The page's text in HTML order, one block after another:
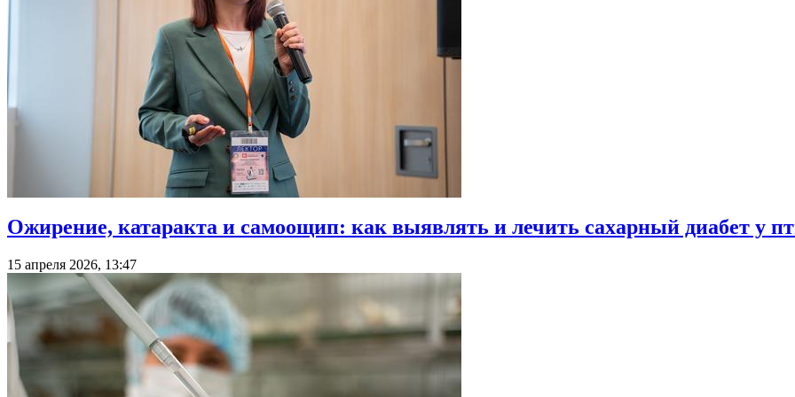
Ожирение, катаракта и самоощип: как выявлять и лечить сахарный диабет у
15 апреля 2026, 13:47